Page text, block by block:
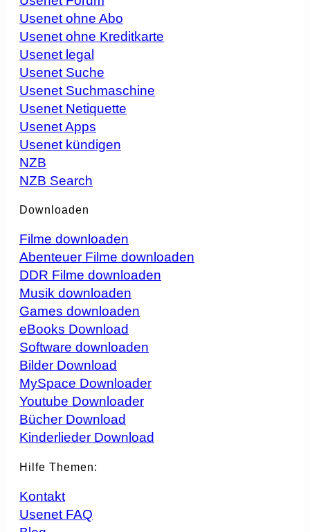
Usenet ohne Abo
Usenet ohne Kreditkarte
Usenet legal
Usenet Suche
Usenet Suchmaschine
Usenet Netiquette
Usenet Apps
Usenet kündigen
NZB
NZB Search
Downloaden
Filme downloaden
Abenteuer Filme downloaden
DDR Filme downloaden
Musik downloaden
Games downloaden
eBooks Download
Software downloaden
Bilder Download
MySpace Downloader
Youtube Downloader
Bücher Download
Kinderlieder Download
Hilfe Themen:
Kontakt
Usenet FAQ